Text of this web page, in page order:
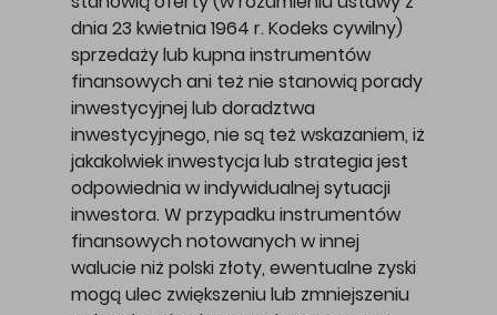
dnia 23 kwietnia 1964 r. Kodeks cywilny)
sprzedaży lub kupna instrumentów
finansowych ani też nie stanowią porady
inwestycyjnej lub doradztwa
inwestycyjnego, nie są też wskazaniem, iż
jakakolwiek inwestycja lub strategia jest
odpowiednia w indywidualnej sytuacji
inwestora. W przypadku instrumentów
finansowych notowanych w innej
walucie niż polski złoty, ewentualne zyski
mogą ulec zwiększeniu lub zmniejszeniu